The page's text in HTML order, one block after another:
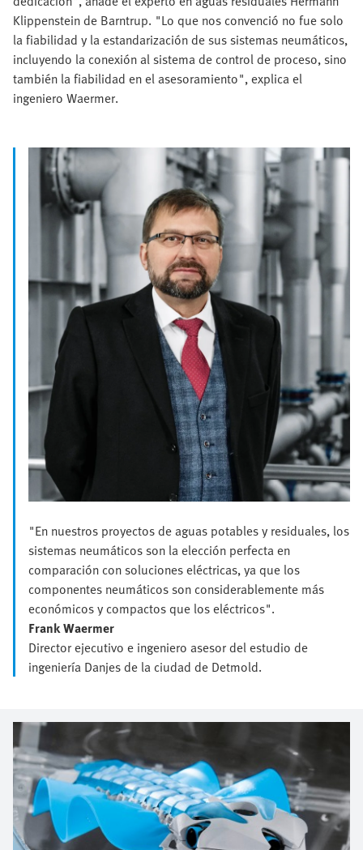
Klippenstein de Barntrup. "Lo que nos convenció no fue solo
la fiabilidad y la estandarización de sus sistemas neumáticos,
incluyendo la conexión al sistema de control de proceso, sino
también la fiabilidad en el asesoramiento", explica el
ingeniero Waermer.
"En nuestros proyectos de aguas potables y residuales, los
sistemas neumáticos son la elección perfecta en
comparación con soluciones eléctricas, ya que los
componentes neumáticos son considerablemente más
económicos y compactos que los eléctricos".
Frank Waermer
Director ejecutivo e ingeniero asesor del estudio de
ingeniería Danjes de la ciudad de Detmold.